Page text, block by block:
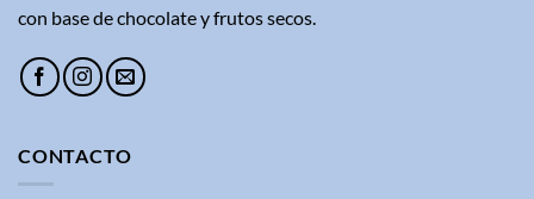
con base de chocolate y frutos secos.
CONTACTO